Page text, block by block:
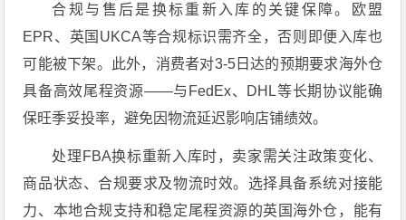
合规与售后是换标重新入库的关键保障。欧盟
EPR、英国UKCA等合规标识需齐全，否则即便入库也
可能被下架。此外，消费者对3-5日达的预期要求海外仓
具备高效尾程资源——与FedEx、DHL等长期协议能确
保旺季妥投率，避免因物流延迟影响店铺绩效。
处理FBA换标重新入库时，卖家需关注政策变化、
商品状态、合规要求及物流时效。选择具备系统对接能
力、本地合规支持和稳定尾程资源的英国海外仓，能有